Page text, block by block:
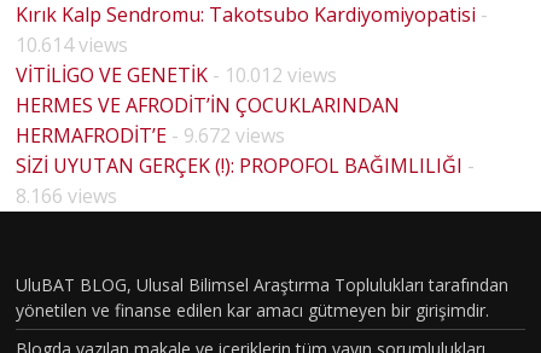
Kırık Kalp Sendromu: Takotsubo Kardiyomiyopatisi -
10.614 views
VİTİLİGO VE GENETİK - 10.012 views
HERMES VE AFRODİT’İN ÇOCUKLARINDAN
HERMAFRODİT’E - 9.672 views
SİZİ UYUTAN GERÇEK (!): PROPOFOL BAĞIMLILIĞI -
8.166 views
UluBAT BLOG, Ulusal Bilimsel Araştırma Toplulukları tarafından
yönetilen ve finanse edilen kar amacı gütmeyen bir girişimdir.
JİK
HOUSE
MD
BÖLÜM
VAKASI